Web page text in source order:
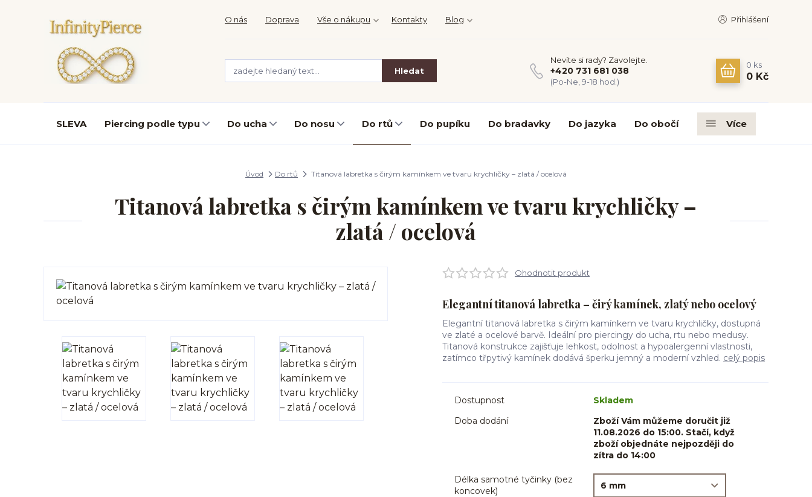
O nás Doprava Vše o nákupu Kontakty Blog Přihlášení
Hledat
Nevíte si rady? Zavolejte.
+420 731 681 038
(Po-Ne, 9-18 hod.)
0 ks
0 Kč
SLEVA Piercing podle typu Do ucha Do nosu Do rtů Do pupíku Do bradavky Do jazyka Do obočí Více
Úvod Do rtů Titanová labretka s čirým kamínkem ve tvaru krychličky – zlatá / ocelová
Titanová labretka s čirým kamínkem ve tvaru krychličky –
zlatá / ocelová
Ohodnotit produkt
Elegantní titanová labretka – čirý kamínek, zlatý nebo ocelový
Elegantní titanová labretka s čirým kamínkem ve tvaru krychličky, dostupná
ve zlaté a ocelové barvě. Ideální pro piercingy do ucha, rtu nebo medusy.
Titanová konstrukce zajišťuje lehkost, odolnost a hypoalergenní vlastnosti,
zatímco třpytivý kamínek dodává šperku jemný a moderní vzhled. celý popis
Dostupnost
Skladem
Doba dodání
Zboží Vám můžeme doručit již
11.08.2026 do 15:00. Stačí, když
zboží objednáte nejpozději do
zítra do 14:00
Délka samotné tyčinky (bez
koncovek)